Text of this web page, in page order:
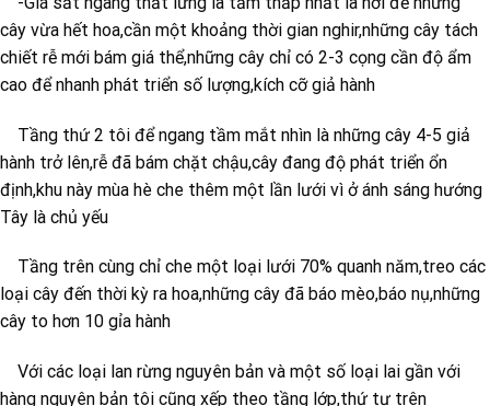
cây vừa hết hoa,cần một khoảng thời gian nghir,những cây tách
chiết rễ mới bám giá thể,những cây chỉ có 2-3 cọng cần độ ẩm
cao để nhanh phát triển số lượng,kích cỡ giả hành
Tầng thứ 2 tôi để ngang tầm mắt nhìn là những cây 4-5 giả
hành trở lên,rễ đã bám chặt chậu,cây đang độ phát triển ổn
định,khu này mùa hè che thêm một lần lưới vì ở ánh sáng hướng
Tây là chủ yếu
Tầng trên cùng chỉ che một loại lưới 70% quanh năm,treo các
loại cây đến thời kỳ ra hoa,những cây đã báo mèo,báo nụ,những
cây to hơn 10 gỉa hành
Với các loại lan rừng nguyên bản và một số loại lai gần với
hàng nguyên bản tôi cũng xếp theo tầng lớp,thứ tự trên